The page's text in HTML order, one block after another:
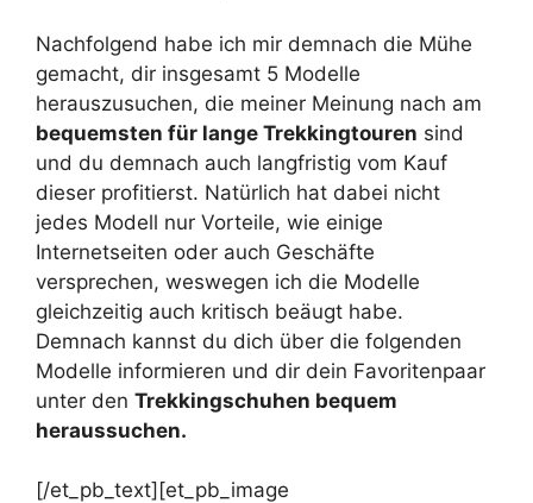
Nachfolgend habe ich mir demnach die Mühe
gemacht, dir insgesamt 5 Modelle
herauszusuchen, die meiner Meinung nach am
bequemsten für lange Trekkingtouren sind
und du demnach auch langfristig vom Kauf
dieser profitierst. Natürlich hat dabei nicht
jedes Modell nur Vorteile, wie einige
Internetseiten oder auch Geschäfte
versprechen, weswegen ich die Modelle
gleichzeitig auch kritisch beäugt habe.
Demnach kannst du dich über die folgenden
Modelle informieren und dir dein Favoritenpaar
unter den Trekkingschuhen bequem
heraussuchen.
[/et_pb_text][et_pb_image